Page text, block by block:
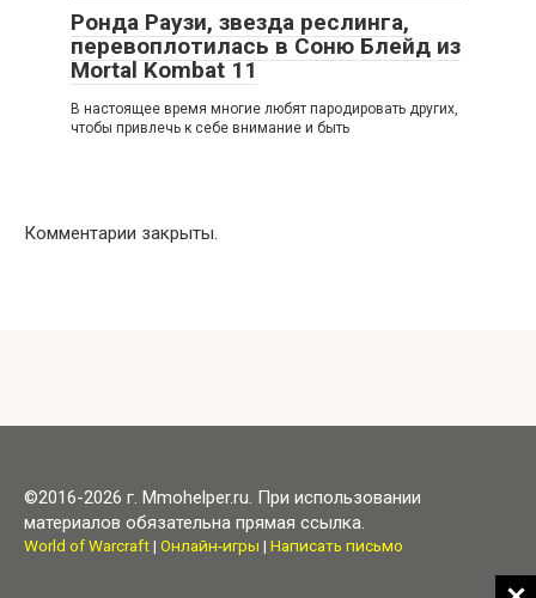
Ронда Раузи, звезда реслинга,
перевоплотилась в Соню Блейд из
Mortal Kombat 11
В настоящее время многие любят пародировать других,
чтобы привлечь к себе внимание и быть
Комментарии закрыты.
©2016-2026 г. Mmohelper.ru. При использовании
материалов обязательна прямая ссылка.
World of Warcraft| Онлайн-игры | Написать письмо